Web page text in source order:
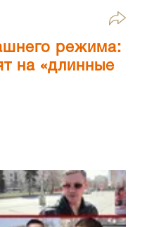
режима:
на «длинные